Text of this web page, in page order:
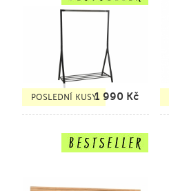
POSLEDNÍ KUSY1 990 Kč